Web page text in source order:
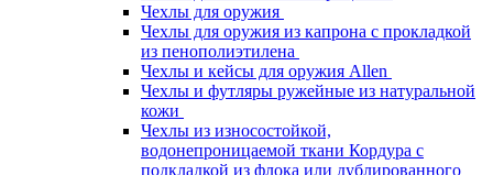
Чехлы для оружия
Чехлы для оружия из капрона с прокладкой
из пенополиэтилена
Чехлы и кейсы для оружия Allen
Чехлы и футляры ружейные из натуральной
кожи
Чехлы из износостойкой,
водонепроницаемой ткани Кордура с
подкладкой из флока или дублированного